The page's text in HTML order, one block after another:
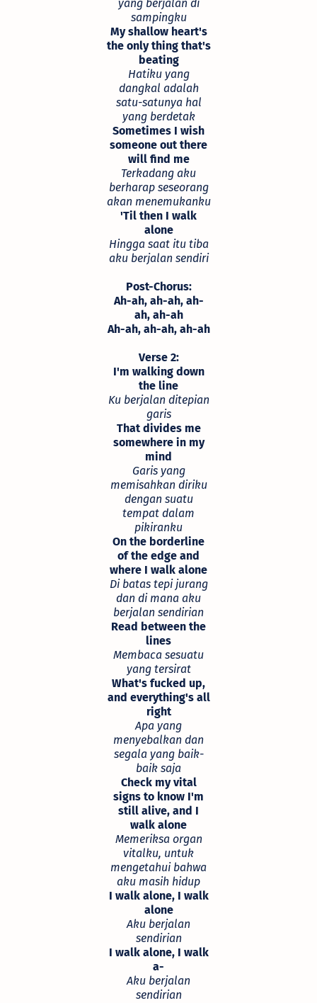
yang berjalan di
sampingku
My shallow heart's
the only thing that's
beating
Hatiku yang
dangkal adalah
satu-satunya hal
yang berdetak
Sometimes I wish
someone out there
will find me
Terkadang aku
berharap seseorang
akan menemukanku
'Til then I walk
alone
Hingga saat itu tiba
aku berjalan sendiri
Post-Chorus:
Ah-ah, ah-ah, ah-
ah, ah-ah
Ah-ah, ah-ah, ah-ah
Verse 2:
I'm walking down
the line
Ku berjalan ditepian
garis
That divides me
somewhere in my
mind
Garis yang
memisahkan diriku
dengan suatu
tempat dalam
pikiranku
On the borderline
of the edge and
where I walk alone
Di batas tepi jurang
dan di mana aku
berjalan sendirian
Read between the
lines
Membaca sesuatu
yang tersirat
What's fucked up,
and everything's all
right
Apa yang
menyebalkan dan
segala yang baik-
baik saja
Check my vital
signs to know I'm
still alive, and I
walk alone
Memeriksa organ
vitalku, untuk
mengetahui bahwa
aku masih hidup
I walk alone, I walk
alone
Aku berjalan
sendirian
I walk alone, I walk
a-
Aku berjalan
sendirian